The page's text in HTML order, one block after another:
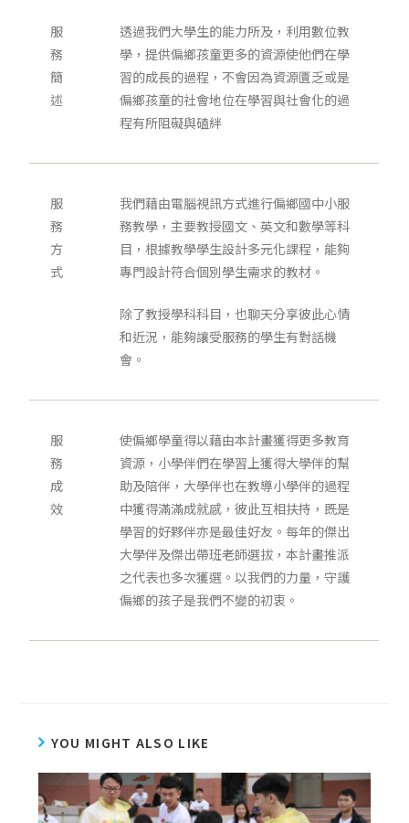
服
務
簡
述
透過我們大學生的能力所及，利用數位教
學，提供偏鄉孩童更多的資源使他們在學
習的成長的過程，不會因為資源匱乏或是
偏鄉孩童的社會地位在學習與社會化的過
程有所阻礙與磕絆
服
務
方
式
我們藉由電腦視訊方式進行偏鄉國中小服
務教學，主要教授國文、英文和數學等科
目，根據教學學生設計多元化課程，能夠
專門設計符合個別學生需求的教材。
除了教授學科科目，也聊天分享彼此心情
和近況，能夠讓受服務的學生有對話機
會。
服
務
成
效
使偏鄉學童得以藉由本計畫獲得更多教育
資源，小學伴們在學習上獲得大學伴的幫
助及陪伴，大學伴也在教導小學伴的過程
中獲得滿滿成就感，彼此互相扶持，既是
學習的好夥伴亦是最佳好友。每年的傑出
大學伴及傑出帶班老師選拔，本計畫推派
之代表也多次獲選。以我們的力量，守護
偏鄉的孩子是我們不變的初衷。
YOU MIGHT ALSO LIKE